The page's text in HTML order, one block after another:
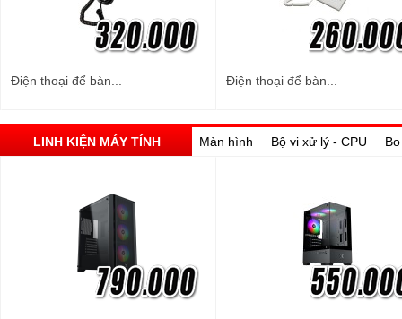
Điện thoại để bàn... Điện thoại để bàn...
LINH KIỆN MÁY TÍNH Màn hình Bộ vi xử lý - CPU